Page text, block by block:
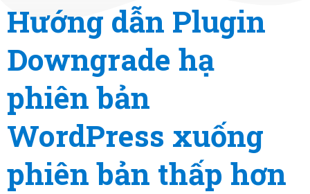
Hướng dẫn Plugin
Downgrade hạ
phiên bản
WordPress xuống
phiên bản thấp hơn